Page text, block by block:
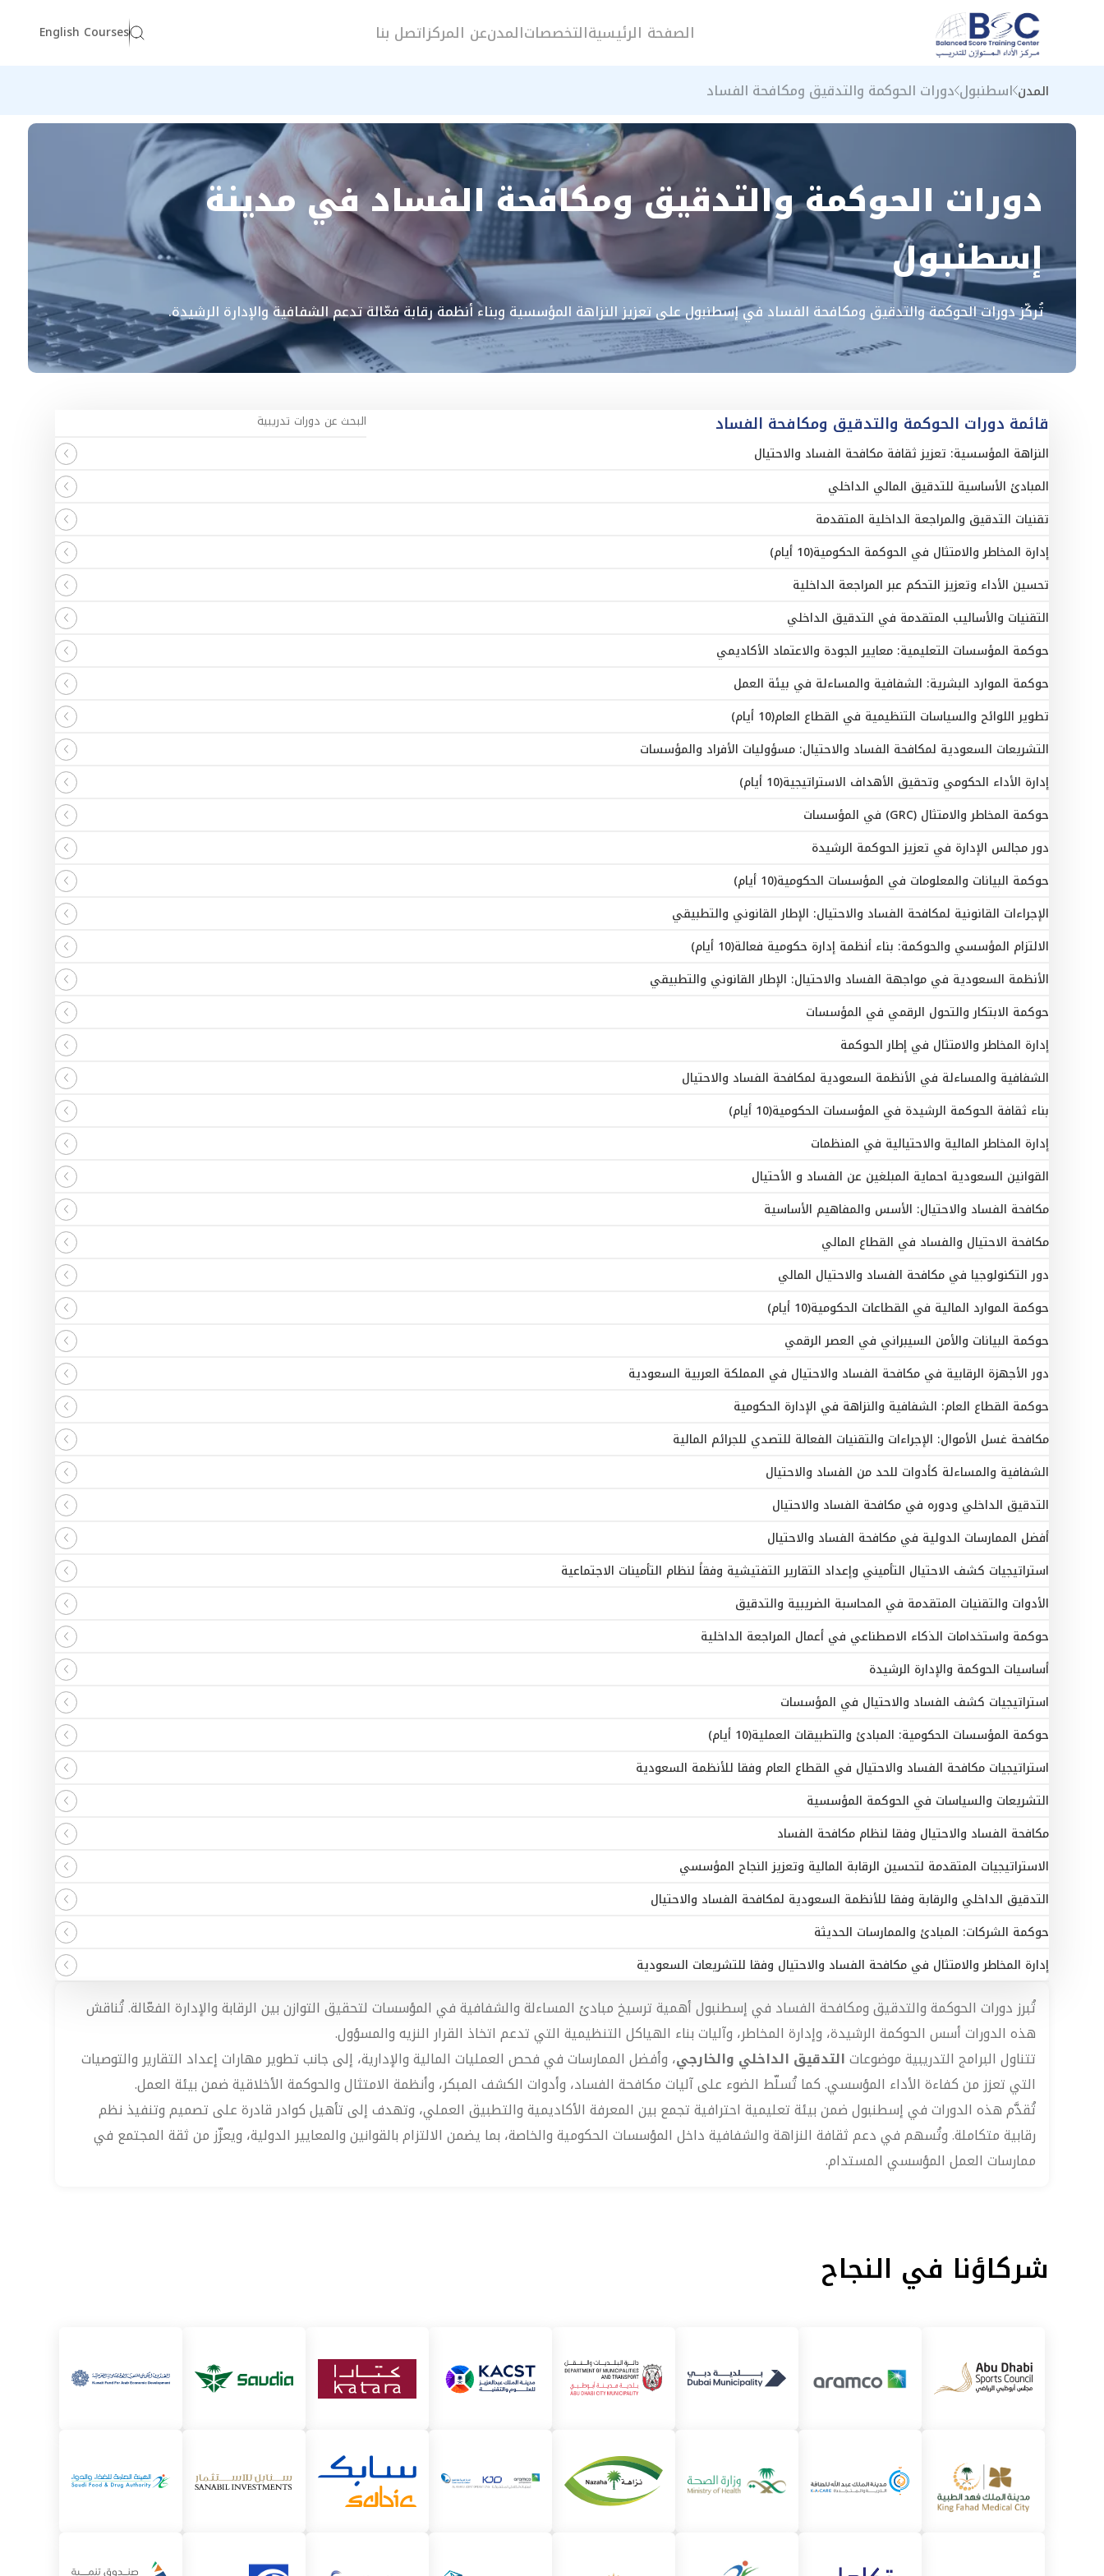
الصفحة الرئيسيةالتخصصاتالمدنعن المركزاتصل بنا English Courses
المدن اسطنبول دورات الحوكمة والتدقيق ومكافحة الفساد
دورات الحوكمة والتدقيق ومكافحة الفساد في مدينة
إسطنبول
تُركّز دورات الحوكمة والتدقيق ومكافحة الفساد في إسطنبول على تعزيز النزاهة المؤسسية وبناء أنظمة رقابة فعّالة تدعم الشفافية والإدارة الرشيدة.
قائمة دورات الحوكمة والتدقيق ومكافحة الفساد
النزاهة المؤسسية: تعزيز ثقافة مكافحة الفساد والاحتيال
المبادئ الأساسية للتدقيق المالي الداخلي
تقنيات التدقيق والمراجعة الداخلية المتقدمة
إدارة المخاطر والامتثال في الحوكمة الحكومية(10 أيام)
تحسين الأداء وتعزيز التحكم عبر المراجعة الداخلية
التقنيات والأساليب المتقدمة في التدقيق الداخلي
حوكمة المؤسسات التعليمية: معايير الجودة والاعتماد الأكاديمي
حوكمة الموارد البشرية: الشفافية والمساءلة في بيئة العمل
تطوير اللوائح والسياسات التنظيمية في القطاع العام(10 أيام)
التشريعات السعودية لمكافحة الفساد والاحتيال: مسؤوليات الأفراد والمؤسسات
إدارة الأداء الحكومي وتحقيق الأهداف الاستراتيجية(10 أيام)
حوكمة المخاطر والامتثال (GRC) في المؤسسات
دور مجالس الإدارة في تعزيز الحوكمة الرشيدة
حوكمة البيانات والمعلومات في المؤسسات الحكومية(10 أيام)
الإجراءات القانونية لمكافحة الفساد والاحتيال: الإطار القانوني والتطبيقي
الالتزام المؤسسي والحوكمة: بناء أنظمة إدارة حكومية فعالة(10 أيام)
الأنظمة السعودية في مواجهة الفساد والاحتيال: الإطار القانوني والتطبيقي
حوكمة الابتكار والتحول الرقمي في المؤسسات
إدارة المخاطر والامتثال في إطار الحوكمة
الشفافية والمساءلة في الأنظمة السعودية لمكافحة الفساد والاحتيال
بناء ثقافة الحوكمة الرشيدة في المؤسسات الحكومية(10 أيام)
إدارة المخاطر المالية والاحتيالية في المنظمات
القوانين السعودية احماية المبلغين عن الفساد و الأحتيال
مكافحة الفساد والاحتيال: الأسس والمفاهيم الأساسية
مكافحة الاحتيال والفساد في القطاع المالي
دور التكنولوجيا في مكافحة الفساد والاحتيال المالي
حوكمة الموارد المالية في القطاعات الحكومية(10 أيام)
حوكمة البيانات والأمن السيبراني في العصر الرقمي
دور الأجهزة الرقابية في مكافحة الفساد والاحتيال في المملكة العربية السعودية
حوكمة القطاع العام: الشفافية والنزاهة في الإدارة الحكومية
مكافحة غسل الأموال: الإجراءات والتقنيات الفعالة للتصدي للجرائم المالية
الشفافية والمساءلة كأدوات للحد من الفساد والاحتيال
التدقيق الداخلي ودوره في مكافحة الفساد والاحتيال
أفضل الممارسات الدولية في مكافحة الفساد والاحتيال
استراتيجيات كشف الاحتيال التأميني وإعداد التقارير التفتيشية وفقاً لنظام التأمينات الاجتماعية
الأدوات والتقنيات المتقدمة في المحاسبة الضريبية والتدقيق
حوكمة واستخدامات الذكاء الاصطناعي في أعمال المراجعة الداخلية
أساسيات الحوكمة والإدارة الرشيدة
استراتيجيات كشف الفساد والاحتيال في المؤسسات
حوكمة المؤسسات الحكومية: المبادئ والتطبيقات العملية(10 أيام)
استراتيجيات مكافحة الفساد والاحتيال في القطاع العام وفقا للأنظمة السعودية
التشريعات والسياسات في الحوكمة المؤسسية
مكافحة الفساد والاحتيال وفقا لنظام مكافحة الفساد
الاستراتيجيات المتقدمة لتحسين الرقابة المالية وتعزيز النجاح المؤسسي
التدقيق الداخلي والرقابة وفقا للأنظمة السعودية لمكافحة الفساد والاحتيال
حوكمة الشركات: المبادئ والممارسات الحديثة
إدارة المخاطر والامتثال في مكافحة الفساد والاحتيال وفقا للتشريعات السعودية
تُبرز دورات الحوكمة والتدقيق ومكافحة الفساد في إسطنبول أهمية ترسيخ مبادئ المساءلة والشفافية في المؤسسات لتحقيق التوازن بين الرقابة والإدارة الفعّالة. تُناقش
هذه الدورات أسس الحوكمة الرشيدة، وإدارة المخاطر، وآليات بناء الهياكل التنظيمية التي تدعم اتخاذ القرار النزيه والمسؤول.
تتناول البرامج التدريبية موضوعاتالتدقيق الداخلي والخارجي، وأفضل الممارسات في فحص العمليات المالية والإدارية، إلى جانب تطوير مهارات إعداد التقارير والتوصيات
التي تعزز من كفاءة الأداء المؤسسي. كما تُسلّط الضوء على آليات مكافحة الفساد، وأدوات الكشف المبكر، وأنظمة الامتثال والحوكمة الأخلاقية ضمن بيئة العمل.
تُقدَّم هذه الدورات في إسطنبول ضمن بيئة تعليمية احترافية تجمع بين المعرفة الأكاديمية والتطبيق العملي، وتهدف إلى تأهيل كوادر قادرة على تصميم وتنفيذ نظم
رقابية متكاملة. وتُسهم في دعم ثقافة النزاهة والشفافية داخل المؤسسات الحكومية والخاصة، بما يضمن الالتزام بالقوانين والمعايير الدولية، ويعزّز من ثقة المجتمع في
ممارسات العمل المؤسسي المستدام.
شركاؤنا في النجاح